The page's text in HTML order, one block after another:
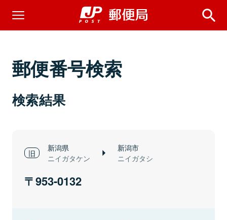
郵便番号検索
検索結果
新潟県
ニイガタケン
新潟市
ニイガタシ
953-0132